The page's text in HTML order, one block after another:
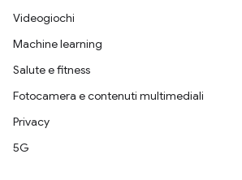
Videogiochi
Machine learning
Salute e fitness
Fotocamera e contenuti multimediali
Privacy
5G